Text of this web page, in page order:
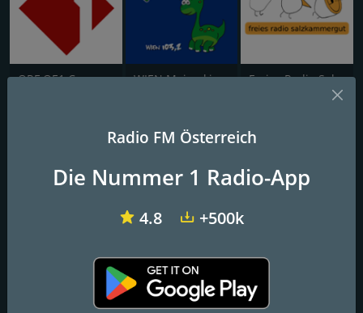
ORF OE1 Campus WIEN Meine kinder Radio Freies Radio Salzkammergut
ORF Slovenski spored
ORF Ö2 Radio Steiermark
Radio FM Österreich
Die Nummer 1 Radio-App
4.8 +500k